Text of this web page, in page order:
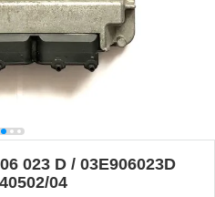
023 D / 03E906023D
04